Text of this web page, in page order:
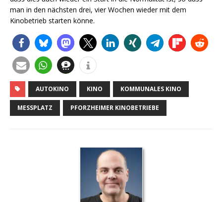
man in den nächsten drei, vier Wochen wieder mit dem
Kinobetrieb starten könne.
AUTOKINO KINO KOMMUNALES KINO
MESSPLATZ PFORZHEIMER KINOBETRIEBE